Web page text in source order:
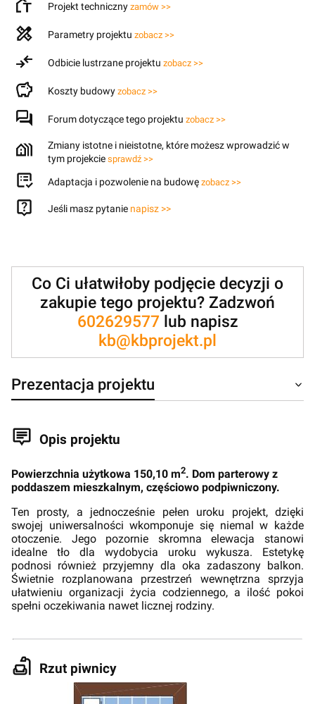
Projekt techniczny zamów >>
Parametry projektu zobacz >>
Odbicie lustrzane projektu zobacz >>
Koszty budowy zobacz >>
Forum dotyczące tego projektu zobacz >>
Zmiany istotne i nieistotne, które możesz wprowadzić w
tym projekcie sprawdź >>
Adaptacja i pozwolenie na budowę zobacz >>
Jeśli masz pytanie napisz >>
Co Ci ułatwiłoby podjęcie decyzji o
zakupie tego projektu? Zadzwoń
602629577lub napisz
kb@kbprojekt.pl
Prezentacja projektu
Opis projektu
Powierzchnia użytkowa 150,10 m2. Dom parterowy z
poddaszem mieszkalnym, częściowo podpiwniczony.
Ten prosty, a jednocześnie pełen uroku projekt, dzięki
swojej uniwersalności wkomponuje się niemal w każde
otoczenie. Jego pozornie skromna elewacja stanowi
idealne tło dla wydobycia uroku wykusza. Estetykę
podnosi również przyjemny dla oka zadaszony balkon.
Świetnie rozplanowana przestrzeń wewnętrzna sprzyja
ułatwieniu organizacji życia codziennego, a ilość pokoi
spełni oczekiwania nawet licznej rodziny.
Rzut piwnicy